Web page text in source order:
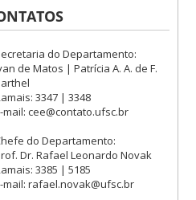
do Departamento:
de Matos | Patrícia A. A. de F.
3347 | 3348
mail: cee@contato.ufsc.br
do Departamento:
Dr. Rafael Leonardo Novak
3385 | 5185
mail: rafael.novak@ufsc.br